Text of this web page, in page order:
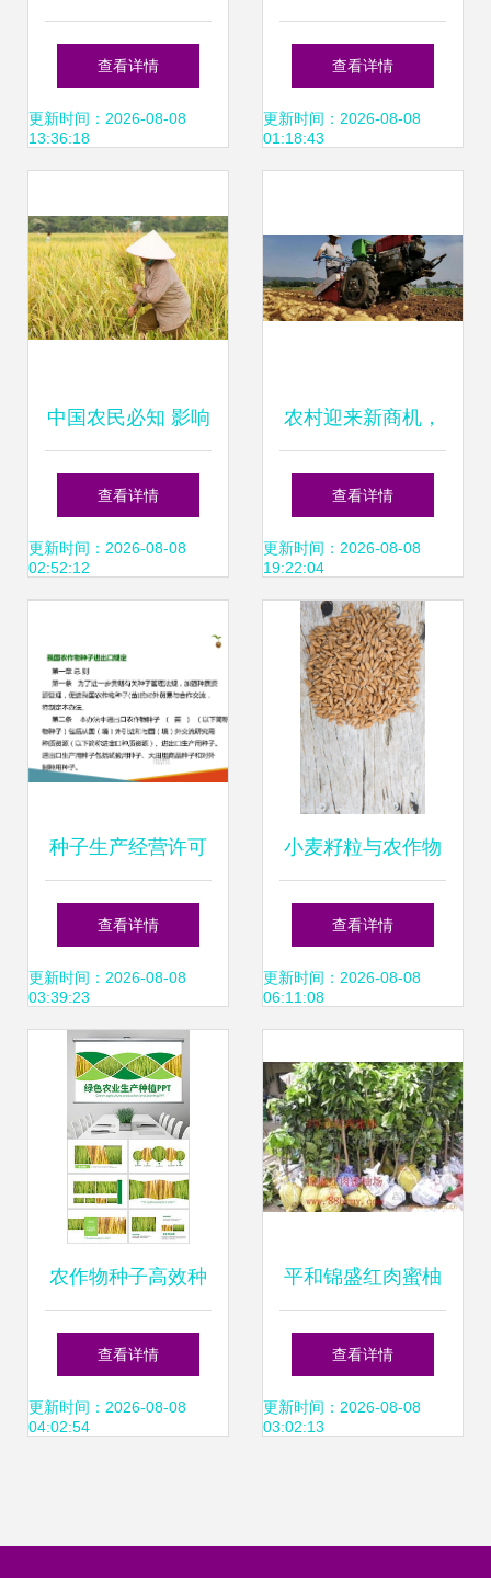
丰宝青育丰年
查看详情
更新时间：2026-08-08
13:36:18
要性 现代粮食生产
的命脉
查看详情
更新时间：2026-08-08
01:18:43
中国农民必知 影响
世界的6种农作物
种子
查看详情
更新时间：2026-08-08
02:52:12
农村迎来新商机，
国家支持作物助力
农民抢先种植
查看详情
更新时间：2026-08-08
19:22:04
种子生产经营许可
管理与我国农作物
种子进出口规定的
协调路径
查看详情
更新时间：2026-08-08
03:39:23
小麦籽粒与农作物
种子 奥秘与价值
查看详情
更新时间：2026-08-08
06:11:08
农作物种子高效种
植指南 从选种到丰
收的实战模板
查看详情
更新时间：2026-08-08
04:02:54
平和锦盛红肉蜜柚
贸易 精选农作物种
子与种苗产品列表
查看详情
更新时间：2026-08-08
03:02:13